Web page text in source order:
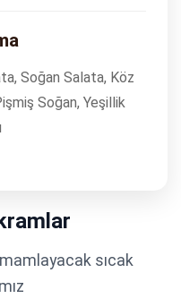
Soğan Salata, Köz
Soğan, Yeşillik
sıcak